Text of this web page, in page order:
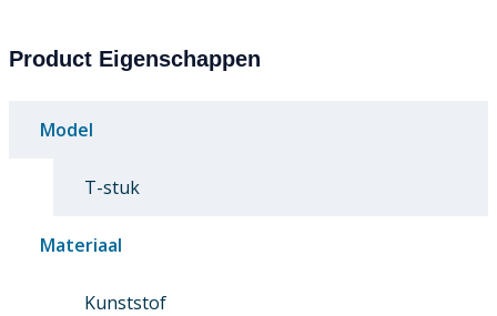
Product Eigenschappen
Model
T-stuk
Materiaal
Kunststof